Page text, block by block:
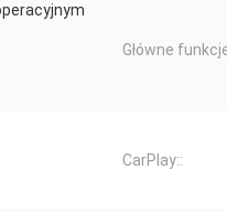
Główne
CarPlay::